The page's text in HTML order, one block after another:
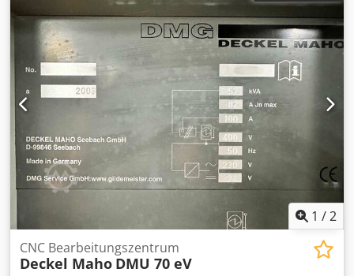
Tischbelastung: 100 kg Raumbedarf ca.: 2,0 × 1,6 × 2,1 m
Tischgröße: 400 x 280 mm
1 /2
CNC Bearbeitungszentrum
Deckel Maho DMU 70 eV